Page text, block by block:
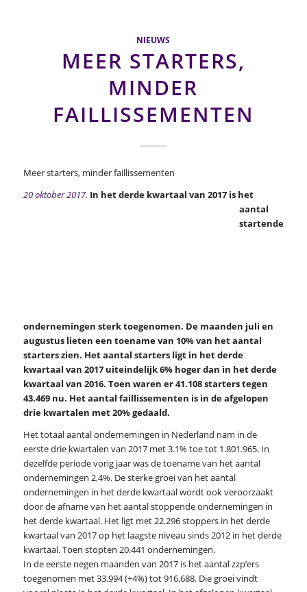
NIEUWS
MEER STARTERS,
MINDER
FAILLISSEMENTEN
Meer starters, minder faillissementen
20 oktober 2017. In het derde kwartaal van 2017 is het
aantal
startende
ondernemingen sterk toegenomen. De maanden juli en
augustus lieten een toename van 10% van het aantal
starters zien. Het aantal starters ligt in het derde
kwartaal van 2017 uiteindelijk 6% hoger dan in het derde
kwartaal van 2016. Toen waren er 41.108 starters tegen
43.469 nu. Het aantal faillissementen is in de afgelopen
drie kwartalen met 20% gedaald.
Het totaal aantal ondernemingen in Nederland nam in de
eerste drie kwartalen van 2017 met 3.1% toe tot 1.801.965. In
dezelfde periode vorig jaar was de toename van het aantal
ondernemingen 2,4%. De sterke groei van het aantal
ondernemingen in het derde kwartaal wordt ook veroorzaakt
door de afname van het aantal stoppende ondernemingen in
het derde kwartaal. Het ligt met 22.296 stoppers in het derde
kwartaal van 2017 op het laagste niveau sinds 2012 in het derde
kwartaal. Toen stopten 20.441 ondernemingen.
In de eerste negen maanden van 2017 is het aantal zzp’ers
toegenomen met 33.994 (+4%) tot 916.688. Die groei vindt